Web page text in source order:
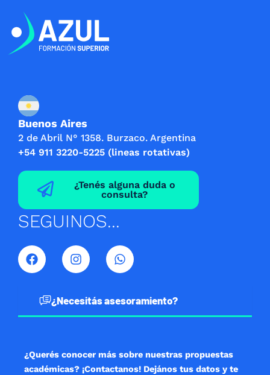
Buenos Aires
2 de Abril N° 1358. Burzaco. Argentina
+54 911 3220-5225 (lineas rotativas)
¿Tenés alguna duda o
consulta?
SEGUINOS...
F
a
c
I
n
s
a
W
h
a
s
¿Necesitás asesoramiento?
¿Querés conocer más sobre nuestras propuestas
académicas? ¡Contactanos! Dejános tus datos y te